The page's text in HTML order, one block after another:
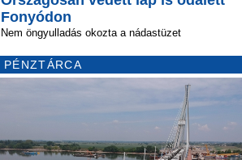
Fonyódon
Nem öngyulladás okozta a nádastüzet
PÉNZTÁRCA